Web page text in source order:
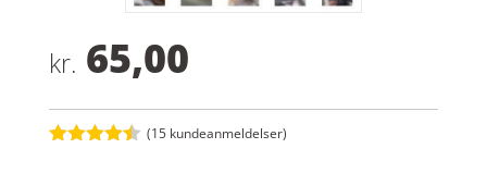
kr. 65,00
(15 kundeanmeldelser)